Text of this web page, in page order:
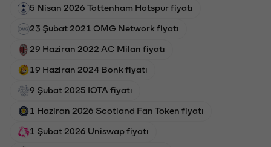
5 Nisan 2026 Tottenham Hotspur fiyatı
23 Şubat 2021 OMG Network fiyatı
29 Haziran 2022 AC Milan fiyatı
19 Haziran 2024 Bonk fiyatı
9 Şubat 2025 IOTA fiyatı
1 Haziran 2026 Scotland Fan Token fiyatı
1 Şubat 2026 Uniswap fiyatı